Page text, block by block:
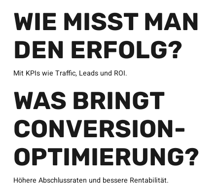
WIE MISST MAN
DEN ERFOLG?
Mit KPIs wie Traffic, Leads und ROI.
WAS BRINGT
CONVERSION-
OPTIMIERUNG?
Höhere Abschlussraten und bessere Rentabilität.